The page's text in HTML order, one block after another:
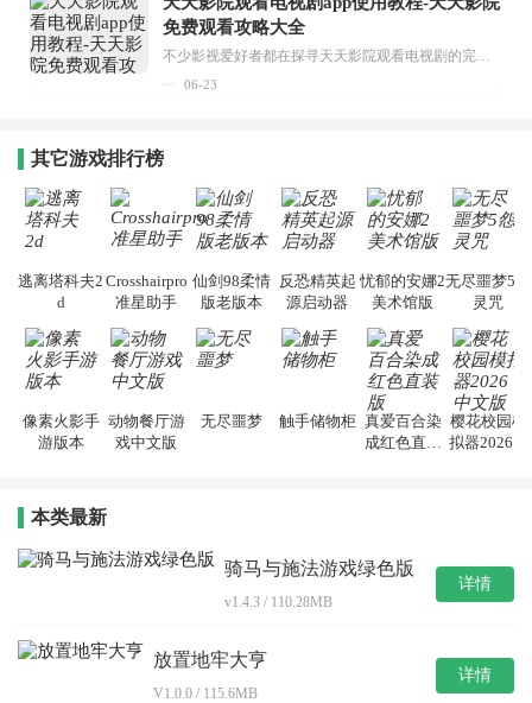
免费观看攻略大全
不少影视爱好者都在探寻天天影院观看电视剧的完整方法，结合最新平台使用规则，本篇新手入门攻略全面讲解观看渠道、检索流程、播放设置以及画面模式调整等实用内容。全文适配手机、电脑等主流设备，步骤简洁易懂，无论是初次使用的新手，还是想要优化观影体验的用户，都能参照内容快速上手，熟练掌握平台各项操作技巧，轻松畅享影视内容。...
06-23
其它游戏排行榜
逃离塔科夫2
d
Crosshairpro
准星助手
仙剑98柔情
版老版本
反恐精英起
源启动器
忧郁的安娜2
美术馆版
无尽噩梦5怨
灵咒
像素火影手
游版本
动物餐厅游
戏中文版
无尽噩梦 触手储物柜 真爱百合染
成红色直装
樱花校园模
拟器2026中
本类最新
骑马与施法游戏绿色版
v1.4.3 / 110.28MB
详情
放置地牢大亨
V1.0.0 / 115.6MB
详情